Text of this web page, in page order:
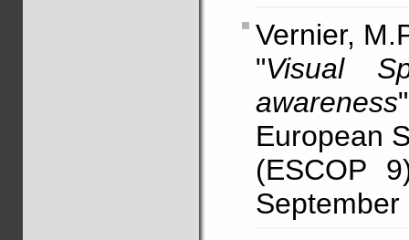
Vernier,
"Visual
awareness
European
(ESCOP